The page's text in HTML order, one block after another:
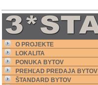
O PROJEKTE
LOKALITA
PONUKA BYTOV
PREHĽAD PREDAJA BYTOV
ŠTANDARD BYTOV